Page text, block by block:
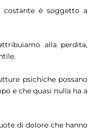
costante è soggetto a
alla perdita,
psichiche possano
e che quasi nulla ha a
di dolore che hanno